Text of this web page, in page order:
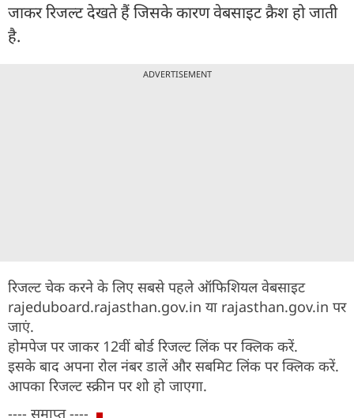
जाकर रिजल्ट देखते हैं जिसके कारण वेबसाइट क्रैश हो जाती
है.
ADVERTISEMENT
रिजल्ट चेक करने के लिए सबसे पहले ऑफिशियल वेबसाइट
rajeduboard.rajasthan.gov.in या rajasthan.gov.in पर
जाएं.
होमपेज पर जाकर 12वीं बोर्ड रिजल्ट लिंक पर क्लिक करें.
इसके बाद अपना रोल नंबर डालें और सबमिट लिंक पर क्लिक करें.
आपका रिजल्ट स्क्रीन पर शो हो जाएगा.
---- समाप्त ----